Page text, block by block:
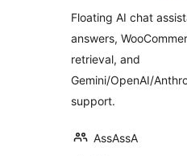
Floating AI chat
answers,
retrieval, and
Gemini/OpenAI/
support.
AssAssA